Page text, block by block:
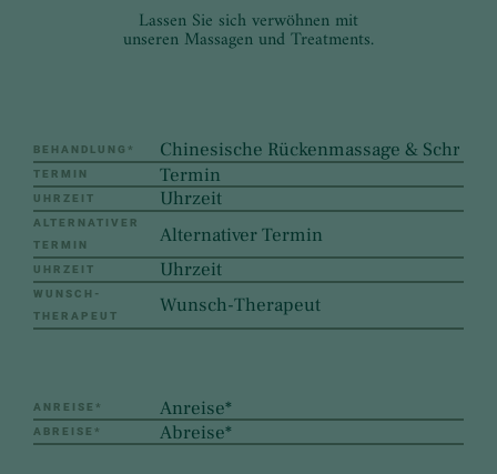
Lassen Sie sich verwöhnen mit
unseren Massagen und Treatments.
BEHANDLUNG *
TERMIN
UHRZEIT
ALTERNATIVER
TERMIN
UHRZEIT
WUNSCH-
THERAPEUT
ANREISE *
ABREISE *